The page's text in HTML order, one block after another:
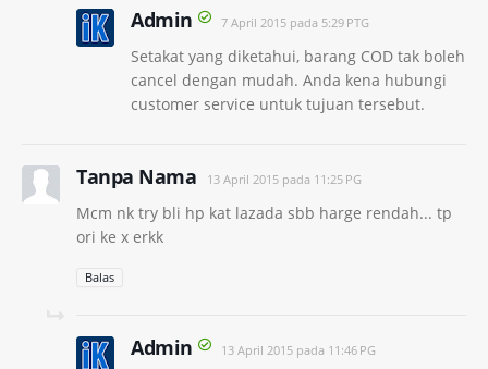
Admin 7 April 2015 pada 5:29 PTG
Setakat yang diketahui, barang COD tak boleh
cancel dengan mudah. Anda kena hubungi
customer service untuk tujuan tersebut.
Tanpa Nama 13 April 2015 pada 11:25 PG
Mcm nk try bli hp kat lazada sbb harge rendah... tp
ori ke x erkk
Balas
Admin 13 April 2015 pada 11:46 PG